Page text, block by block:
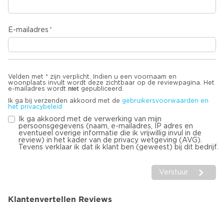
E-mailadres
Velden met * zijn verplicht. Indien u een voornaam en
woonplaats invult wordt deze zichtbaar op de reviewpagina. Het
e-mailadres wordt niet gepubliceerd.
Ik ga bij verzenden akkoord met de gebruikersvoorwaarden en
het privacybeleid
Ik ga akkoord met de verwerking van mijn
persoonsgegevens (naam, e-mailadres, IP adres en
eventueel overige informatie die ik vrijwillig invul in de
review) in het kader van de privacy wetgeving (AVG).
Tevens verklaar ik dat ik klant ben (geweest) bij dit bedrijf.
Verstuur
Klantenvertellen Reviews